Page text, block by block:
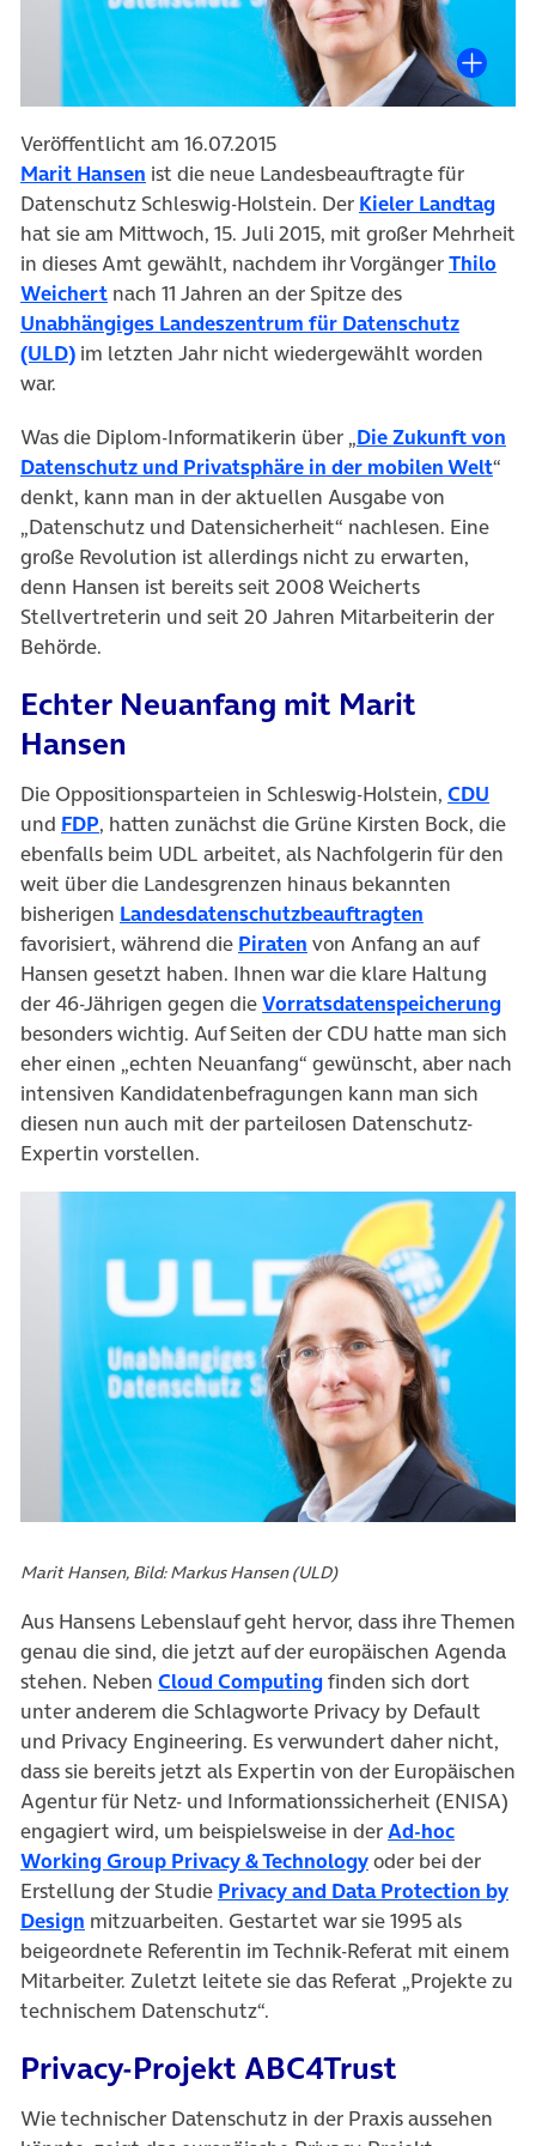
Veröffentlicht am 16.07.2015
Marit Hansen ist die neue Landesbeauftragte für
Datenschutz Schleswig-Holstein. Der Kieler Landtag
hat sie am Mittwoch, 15. Juli 2015, mit großer Mehrheit
in dieses Amt gewählt, nachdem ihr VorgängerThilo
Weichert nach 11 Jahren an der Spitze des
Unabhängiges Landeszentrum für Datenschutz
(ULD) im letzten Jahr nicht wiedergewählt worden
war.
Was die Diplom-Informatikerin über „Die Zukunft von
Datenschutz und Privatsphäre in der mobilen Welt“
denkt, kann man in der aktuellen Ausgabe von
„Datenschutz und Datensicherheit“ nachlesen. Eine
große Revolution ist allerdings nicht zu erwarten,
denn Hansen ist bereits seit 2008 Weicherts
Stellvertreterin und seit 20 Jahren Mitarbeiterin der
Behörde.
Echter Neuanfang mit Marit
Hansen
Die Oppositionsparteien in Schleswig-Holstein, CDU
und FDP, hatten zunächst die Grüne Kirsten Bock, die
ebenfalls beim UDL arbeitet, als Nachfolgerin für den
weit über die Landesgrenzen hinaus bekannten
bisherigen Landesdatenschutzbeauftragten
favorisiert, während die Piraten von Anfang an auf
Hansen gesetzt haben. Ihnen war die klare Haltung
der 46-Jährigen gegen dieVorratsdatenspeicherung
besonders wichtig. Auf Seiten der CDU hatte man sich
eher einen „echten Neuanfang“ gewünscht, aber nach
intensiven Kandidatenbefragungen kann man sich
diesen nun auch mit der parteilosen Datenschutz-
Expertin vorstellen.
Marit Hansen, Bild: Markus Hansen (ULD)
Aus Hansens Lebenslauf geht hervor, dass ihre Themen
genau die sind, die jetzt auf der europäischen Agenda
stehen. Neben Cloud Computingfinden sich dort
unter anderem die Schlagworte Privacy by Default
und Privacy Engineering. Es verwundert daher nicht,
dass sie bereits jetzt als Expertin von der Europäischen
Agentur für Netz- und Informationssicherheit (ENISA)
engagiert wird, um beispielsweise in derAd-hoc
Working Group Privacy & Technologyoder bei der
Erstellung der Studie Privacy and Data Protection by
Design mitzuarbeiten. Gestartet war sie 1995 als
beigeordnete Referentin im Technik-Referat mit einem
Mitarbeiter. Zuletzt leitete sie das Referat „Projekte zu
technischem Datenschutz“.
Privacy-Projekt ABC4Trust
Wie technischer Datenschutz in der Praxis aussehen